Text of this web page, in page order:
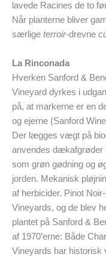
lavede Racines de to
Når planterne bliver
særlige terroir-drevne
La Rinconada
Hverken Sanford &
Vineyard dyrkes i
på, at markerne er en
og ejerne (Sanford
Der lægges vægt på
anvendes dækafgrøder
som grøn gødning og
jorden. Mekanisk
af herbicider. Pinot
Vineyards, og de blev
plantet på Sanford &
af 1970’erne: Både
Vineyards har historisk